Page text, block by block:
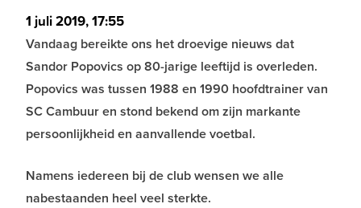
1 juli 2019, 17:55
Vandaag bereikte ons het droevige nieuws dat
Sandor Popovics op 80-jarige leeftijd is overleden.
Popovics was tussen 1988 en 1990 hoofdtrainer van
SC Cambuur en stond bekend om zijn markante
persoonlijkheid en aanvallende voetbal.
Namens iedereen bij de club wensen we alle
nabestaanden heel veel sterkte.